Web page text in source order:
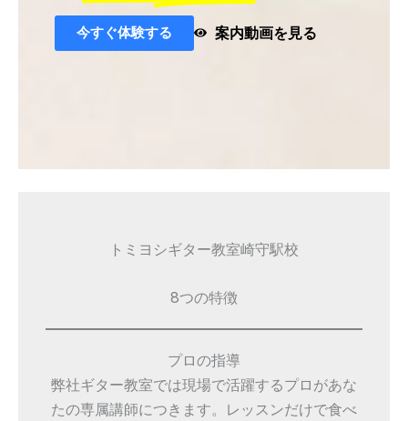
今すぐ体験する 案内動画を見る
トミヨシギター教室崎守駅校
8つの特徴
プロの指導
弊社ギター教室では現場で活躍するプロがあな
たの専属講師につきます。レッスンだけで食べ